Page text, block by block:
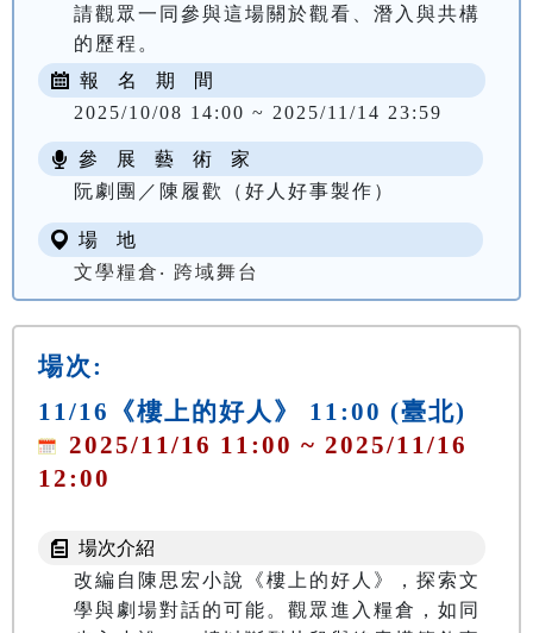
請觀眾一同參與這場關於觀看、潛入與共構
的歷程。
報 名 期 間
2025/10/08 14:00 ~ 2025/11/14 23:59
參 展 藝 術 家
阮劇團／陳履歡（好人好事製作）
場 地
文學糧倉‧ 跨域舞台
場次:
11/16《樓上的好人》 11:00 (臺北)
2025/11/16 11:00 ~ 2025/11/16
12:00
場次介紹
改編自陳思宏小說《樓上的好人》，探索文
學與劇場對話的可能。觀眾進入糧倉，如同